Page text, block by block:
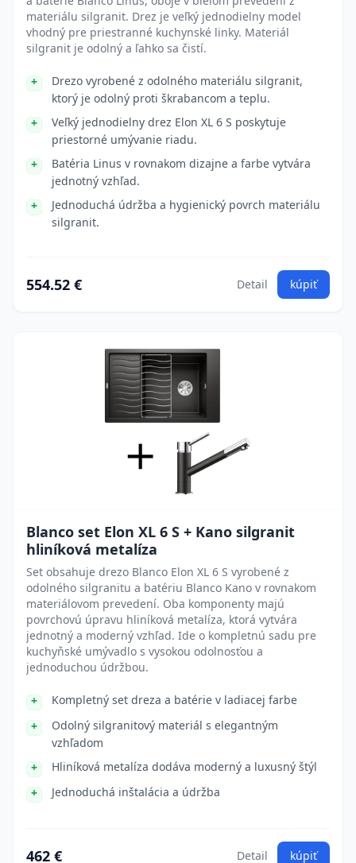
materiálu silgranit. Drez je veľký jednodielny model
vhodný pre priestranné kuchynské linky. Materiál
silgranit je odolný a ľahko sa čistí.
Drezo vyrobené z odolného materiálu silgranit,
ktorý je odolný proti škrabancom a teplu.
Veľký jednodielny drez Elon XL 6 S poskytuje
priestorné umývanie riadu.
Batéria Linus v rovnakom dizajne a farbe vytvára
jednotný vzhľad.
Jednoduchá údržba a hygienický povrch materiálu
silgranit.
554.52 € Detail kúpiť
Blanco set Elon XL 6 S + Kano silgranit
hliníková metalíza
Set obsahuje drezo Blanco Elon XL 6 S vyrobené z
odolného silgranitu a batériu Blanco Kano v rovnakom
materiálovom prevedení. Oba komponenty majú
povrchovú úpravu hliníková metalíza, ktorá vytvára
jednotný a moderný vzhľad. Ide o kompletnú sadu pre
kuchyňské umývadlo s vysokou odolnosťou a
jednoduchou údržbou.
Kompletný set dreza a batérie v ladiacej farbe
Odolný silgranitový materiál s elegantným
vzhľadom
Hliníková metalíza dodáva moderný a luxusný štýl
Jednoduchá inštalácia a údržba
462 € Detail kúpiť